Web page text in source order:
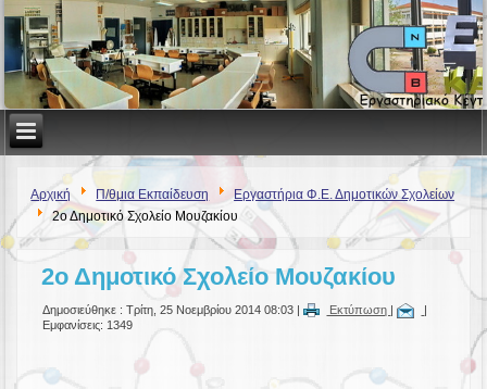
Αρχική Π/θμια Εκπαίδευση
Εργαστήρια Φ.Ε. Δημοτικών Σχολείων
2ο Δημοτικό Σχολείο Μουζακίου
2ο Δημοτικό Σχολείο Μουζακίου
Δημοσιεύθηκε : Τρίτη, 25 Νοεμβρίου 2014 08:03 | Εκτύπωση |
|
Εμφανίσεις: 1349